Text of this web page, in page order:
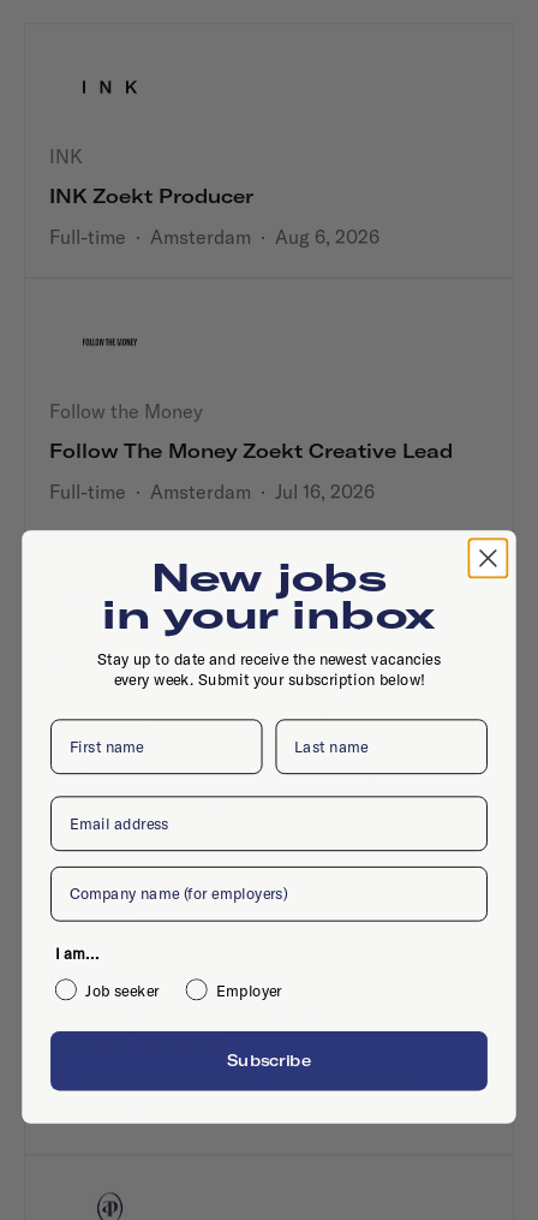
INK
INK Zoekt Producer
Full-time · Amsterdam · Aug 6, 2026
Follow the Money
Follow The Money Zoekt Creative Lead
Full-time · Amsterdam · Jul 16, 2026
Vorm de Stad
Specialist
Full-time·Amsterdam· Brand design·
Jul 7, 2026·Design
Faraday Digital Agency
Project Manager
Full-time
New jobs
in your inbox
Stay up to date and receive the newest vacancies
every week. Submit your subscription below!
First name Last name
Email
Company
I am...
Job seeker
Employer
Subscribe